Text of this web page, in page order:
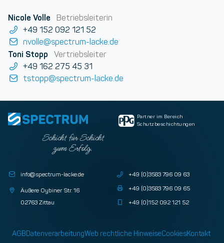
Nicole Volle
Betriebsleiterin
+49 152 092 121 52
nvolle@spectrum-lacke.de
Toni Stopp
Vertriebsleiter
+49 162 275 45 31
tstopp@spectrum-lacke.de
Schicht für Schicht
zum Erfolg.
Partner im Bereich
Schutzbeschichtungen
info@spectrum-lacke.de
Äußere Oybiner Str. 16
02763 Zittau
+49 (0)3583 796 09 63
+49 (0)3583 796 09 65
+49 (0)152 092 121 52
AGBDatenverarbeitungWeb rechtliche HinweiseCookiesKontakt